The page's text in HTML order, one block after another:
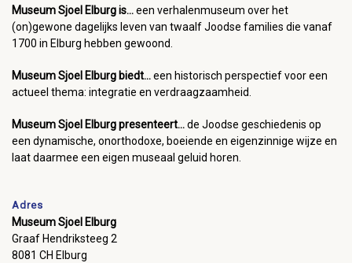
Museum Sjoel Elburg is...een verhalenmuseum over het
(on)gewone dagelijks leven van twaalf Joodse families die vanaf
1700 in Elburg hebben gewoond.
Museum Sjoel Elburg biedt...een historisch perspectief voor een
actueel thema: integratie en verdraagzaamheid.
Museum Sjoel Elburg presenteert...de Joodse geschiedenis op
een dynamische, onorthodoxe, boeiende en eigenzinnige wijze en
laat daarmee een eigen museaal geluid horen.
Adres
Museum Sjoel Elburg
Graaf Hendriksteeg 2
8081 CH Elburg